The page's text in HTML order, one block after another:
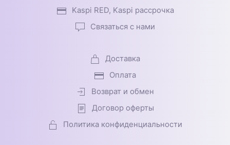
Kaspi RED, Kaspi рассрочка
Связаться с нами
Доставка
Оплата
Возврат и обмен
Договор оферты
Политика конфиденциальности